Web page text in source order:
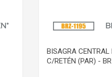
BISAGRA CENTRAL
C/RETÉN (PAR) -